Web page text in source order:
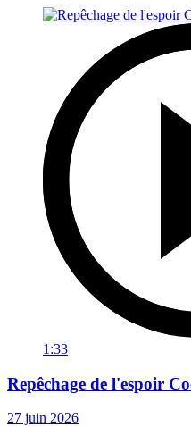
1:33
Repêchage de l'espoir
27 juin 2026